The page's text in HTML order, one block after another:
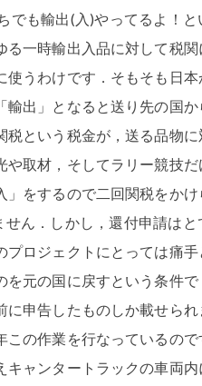
でも輸出(入)やってるよ！
一時輸出入品に対して税関
うわけです．そもそも日
出」となると送り先の国
という税金が，送る品物に
取材，そしてラリー競技だ
をするので二回関税をかけ
ん．しかし，還付申請は
ロジェクトにとっては痛
元の国に戻すという条件
申告したものしか載せら
の作業を行なっているの
ャンタートラックの車両